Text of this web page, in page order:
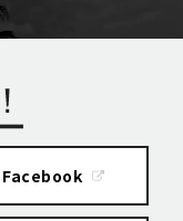
Facebook